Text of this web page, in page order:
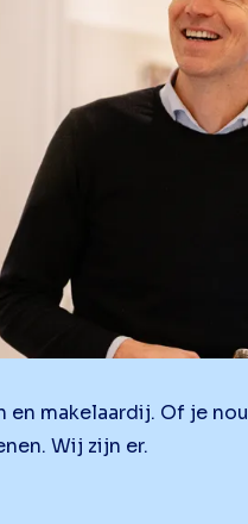
en makelaardij. Of je nou
Wij zijn er.